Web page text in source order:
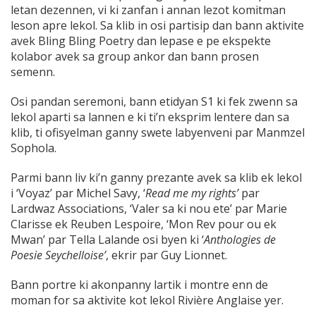
letan dezennen, vi ki zanfan i annan lezot komitman
leson apre lekol. Sa klib in osi partisip dan bann aktivite
avek Bling Bling Poetry dan lepase e pe ekspekte
kolabor avek sa group ankor dan bann prosen
semenn.
Osi pandan seremoni, bann etidyan S1 ki fek zwenn sa
lekol aparti sa lannen e ki ti’n eksprim lentere dan sa
klib, ti ofisyelman ganny swete labyenveni par Manmzel
Sophola.
Parmi bann liv ki’n ganny prezante avek sa klib ek lekol
i ‘Voyaz’ par Michel Savy, ‘Read me my rights’par
Lardwaz Associations, ‘Valer sa ki nou ete’ par Marie
Clarisse ek Reuben Lespoire, ‘Mon Rev pour ou ek
Mwan’ par Tella Lalande osi byen ki ‘Anthologies de
Poesie Seychelloise’, ekrir par Guy Lionnet.
Bann portre ki akonpanny lartik i montre enn de
moman for sa aktivite kot lekol Rivière Anglaise yer.